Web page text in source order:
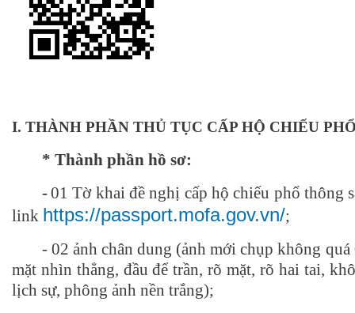
I. THÀNH PHẦN THỦ TỤC CẤP HỘ CHIẾU
* Thành phần hồ sơ:
-01 Tờ khai đề nghị cấp hộ chiếu phổ thông
link https://passport.mofa.gov.vn/;
-02 ảnh chân dung (ảnh mới chụp không quá
mặt nhìn thẳng, đầu để trần, rõ mặt, rõ hai tai,
lịch sự, phông ảnh nền trắng);